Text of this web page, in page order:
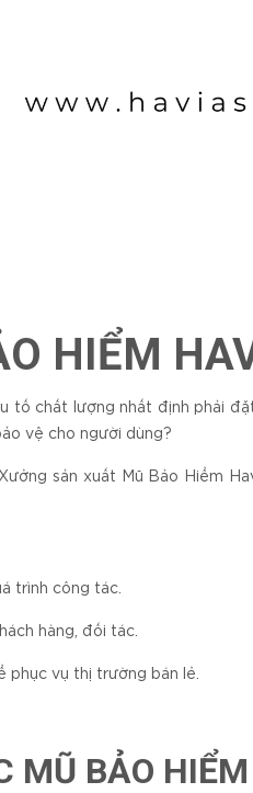
HIỂM
tố chất lượng nhất định phải
vệ cho người dùng?
sản xuất Mũ Bảo Hiểm
trình công tác.
hàng, đối tác.
phục vụ thị trường bán lẻ.
MŨ BẢO